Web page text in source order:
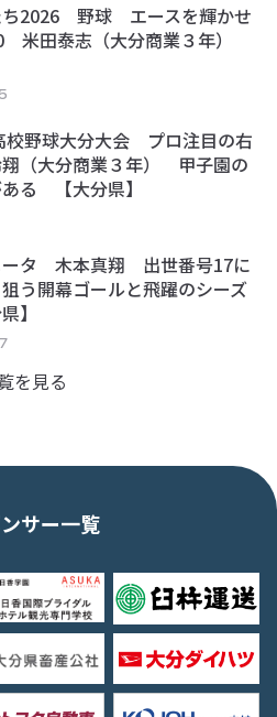
ち2026 野球 エースを輝かせ
米田泰志（大分商業３年）
校野球大分大会 プロ注目の右
（大分商業３年） 甲子園の
る 【大分県】
ータ 木本真翔 出世番号17に
う開幕ゴールと飛躍のシーズ
】
を見る
サー一覧